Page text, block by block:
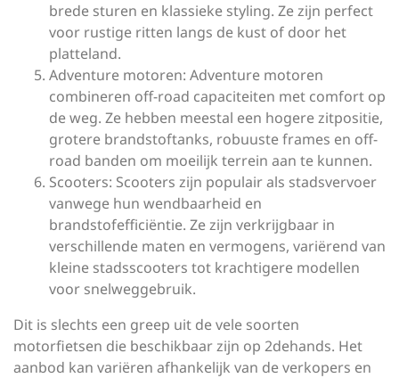
brede sturen en klassieke styling. Ze zijn perfect
voor rustige ritten langs de kust of door het
platteland.
Adventure motoren: Adventure motoren
combineren off-road capaciteiten met comfort op
de weg. Ze hebben meestal een hogere zitpositie,
grotere brandstoftanks, robuuste frames en off-
road banden om moeilijk terrein aan te kunnen.
Scooters: Scooters zijn populair als stadsvervoer
vanwege hun wendbaarheid en
brandstofefficiëntie. Ze zijn verkrijgbaar in
verschillende maten en vermogens, variërend van
kleine stadsscooters tot krachtigere modellen
voor snelweggebruik.
Dit is slechts een greep uit de vele soorten
motorfietsen die beschikbaar zijn op 2dehands. Het
aanbod kan variëren afhankelijk van de verkopers en